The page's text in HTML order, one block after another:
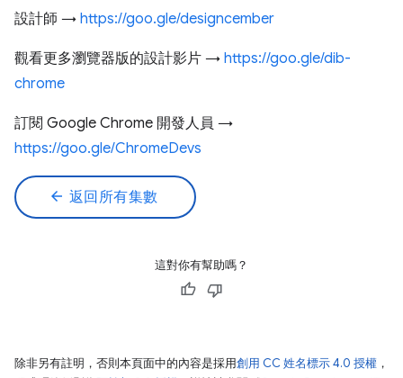
設計師 → https://goo.gle/designcember
觀看更多瀏覽器版的設計影片 → https://goo.gle/dib-
chrome
訂閱 Google Chrome 開發人員 →
https://goo.gle/ChromeDevs
arrow_back 返回所有集數
這對你有幫助嗎？
除非另有註明，否則本頁面中的內容是採用創用 CC 姓名標示 4.0 授權 ，